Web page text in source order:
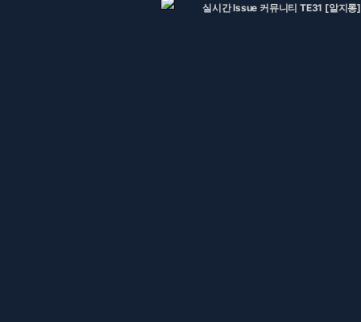
실시간 Issue 커뮤니티 TE31 [알지